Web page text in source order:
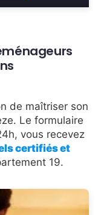
de maîtriser son
Le formulaire
vous recevez
certifiés et
19.